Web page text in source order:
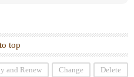
top
and Renew Change Delete